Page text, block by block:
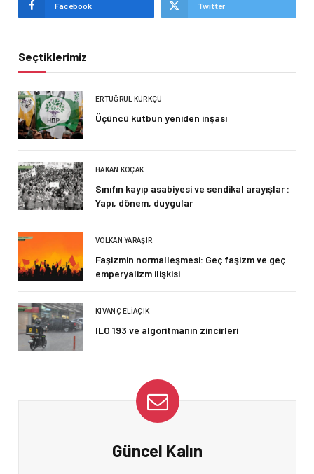
Facebook Twitter
Seçtiklerimiz
ERTUĞRUL KÜRKÇÜ
Üçüncü kutbun yeniden inşası
HAKAN KOÇAK
Sınıfın kayıp asabiyesi ve sendikal arayışlar :
Yapı, dönem, duygular
VOLKAN YARAŞIR
Faşizmin normalleşmesi: Geç faşizm ve geç
emperyalizm ilişkisi
KIVANÇ ELIAÇIK
ILO 193 ve algoritmanın zincirleri
Güncel Kalın